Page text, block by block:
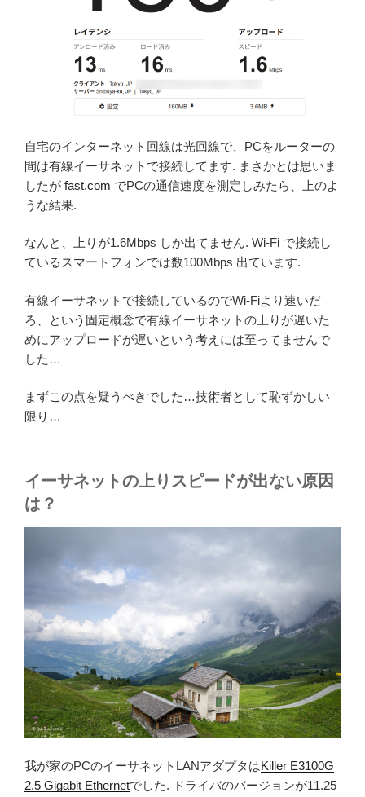
自宅のインターネット回線は光回線で、PCをルーターの
間は有線イーサネットで接続してます. まさかとは思いま
したが fast.com でPCの通信速度を測定しみたら、上のよ
うな結果.
なんと、上りが1.6Mbps しか出てません. Wi-Fi で接続し
ているスマートフォンでは数100Mbps 出ています.
有線イーサネットで接続しているのでWi-Fiより速いだ
ろ、という固定概念で有線イーサネットの上りが遅いた
めにアップロードが遅いという考えには至ってませんで
した…
まずこの点を疑うべきでした…技術者として恥ずかしい
限り…
イーサネットの上りスピードが出ない原因
は？
我が家のPCのイーサネットLANアダプタはKiller E3100G
2.5 Gigabit Ethernetでした. ドライバのバージョンが11.25